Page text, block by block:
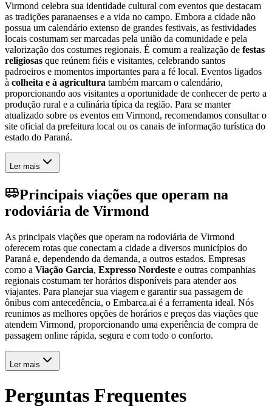
Virmond celebra sua identidade cultural com eventos que destacam
as tradições paranaenses e a vida no campo. Embora a cidade não
possua um calendário extenso de grandes festivais, as festividades
locais costumam ser marcadas pela união da comunidade e pela
valorização dos costumes regionais. É comum a realização de festas
religiosas que reúnem fiéis e visitantes, celebrando santos
padroeiros e momentos importantes para a fé local. Eventos ligados
à colheita e à agricultura também marcam o calendário,
proporcionando aos visitantes a oportunidade de conhecer de perto a
produção rural e a culinária típica da região. Para se manter
atualizado sobre os eventos em Virmond, recomendamos consultar o
site oficial da prefeitura local ou os canais de informação turística do
estado do Paraná.
Ler mais
Principais viações que operam na
rodoviária de Virmond
As principais viações que operam na rodoviária de Virmond
oferecem rotas que conectam a cidade a diversos municípios do
Paraná e, dependendo da demanda, a outros estados. Empresas
como a Viação Garcia, Expresso Nordeste e outras companhias
regionais costumam ter horários disponíveis para atender aos
viajantes. Para planejar sua viagem e garantir sua passagem de
ônibus com antecedência, o Embarca.ai é a ferramenta ideal. Nós
reunimos as melhores opções de horários e preços das viações que
atendem Virmond, proporcionando uma experiência de compra de
passagem online rápida, segura e com todo o conforto.
Ler mais
Perguntas Frequentes